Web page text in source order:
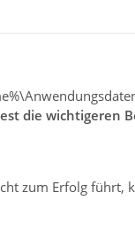
die wichtigeren
zum Erfolg führt,